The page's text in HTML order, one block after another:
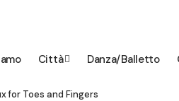
Città Danza/Balletto
for Toes and Fingers